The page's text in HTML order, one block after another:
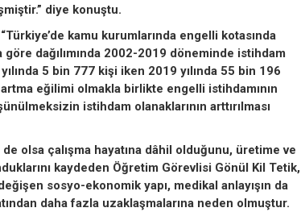
diye konuştu.
kamu kurumlarında engelli kotasında
dağılımında 2002-2019 döneminde istihdam
5 bin 777 kişi iken 2019 yılında 55 bin 196
eğilimi olmakla birlikte engelli istihdamının
istihdam olanaklarının arttırılması
olsa çalışma hayatına dâhil olduğunu, üretime ve
kaydeden Öğretim Görevlisi Gönül Kil Tetik,
sosyo-ekonomik yapı, medikal anlayışın da
daha fazla uzaklaşmalarına neden olmuştur.